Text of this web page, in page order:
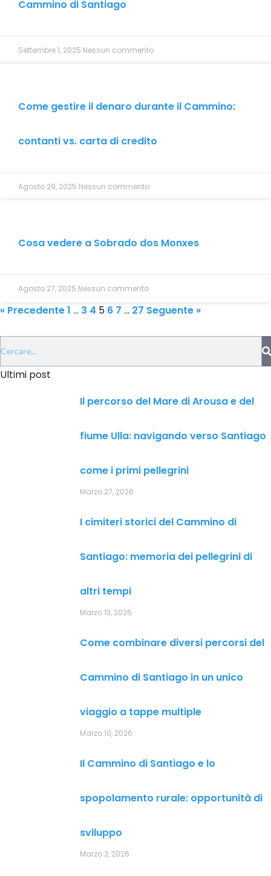
Cammino di Santiago
Settembre 1, 2025 Nessun commento
Come gestire il denaro durante il Cammino:
contanti vs. carta di credito
Agosto 29, 2025 Nessun commento
Cosa vedere a Sobrado dos Monxes
Agosto 27, 2025 Nessun commento
« Precedente1 … 3 4 5 6 7 … 27 Seguente »
Ultimi post
Il percorso del Mare di Arousa e del
fiume Ulla: navigando verso Santiago
come i primi pellegrini
Marzo 27, 2026
I cimiteri storici del Cammino di
Santiago: memoria dei pellegrini di
altri tempi
Marzo 13, 2026
Come combinare diversi percorsi del
Cammino di Santiago in un unico
viaggio a tappe multiple
Marzo 10, 2026
Il Cammino di Santiago e lo
spopolamento rurale: opportunità di
sviluppo
Marzo 3, 2026